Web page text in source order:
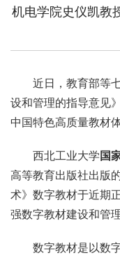
机电学院史仪凯教
近日，教育部等
设和管理的指导意见
中国特色高质量教材
西北工业大学 国
高等教育出版社出版
术》数字教材于近期
强数字教材建设和管
数字教材是以数